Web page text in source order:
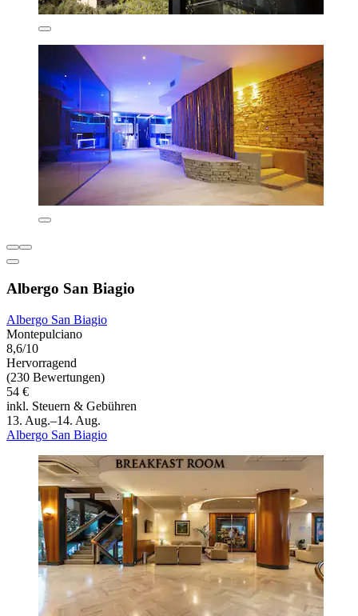
Albergo San Biagio
Albergo San Biagio
Montepulciano
8,6/10
Hervorragend
(230 Bewertungen)
54 €
inkl. Steuern & Gebühren
13. Aug.–14. Aug.
Albergo San Biagio